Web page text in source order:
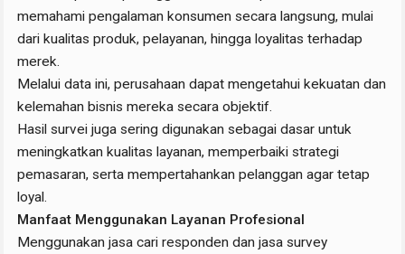
memahami pengalaman konsumen secara langsung, mulai
dari kualitas produk, pelayanan, hingga loyalitas terhadap
merek.
Melalui data ini, perusahaan dapat mengetahui kekuatan dan
kelemahan bisnis mereka secara objektif.
Hasil survei juga sering digunakan sebagai dasar untuk
meningkatkan kualitas layanan, memperbaiki strategi
pemasaran, serta mempertahankan pelanggan agar tetap
loyal.
Manfaat Menggunakan Layanan Profesional
Menggunakan jasa cari responden dan jasa survey